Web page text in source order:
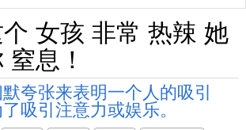
女孩 非常 热辣 她
息！
夸张来表明一个人的吸引
吸引注意力或娱乐。